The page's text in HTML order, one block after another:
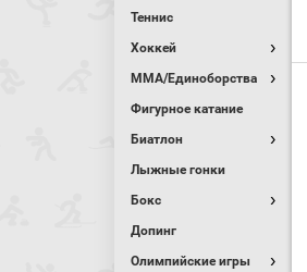
Теннис
Хоккей
MMA/Единоборства
Фигурное катание
Биатлон
Лыжные гонки
Бокс
Допинг
Олимпийские игры